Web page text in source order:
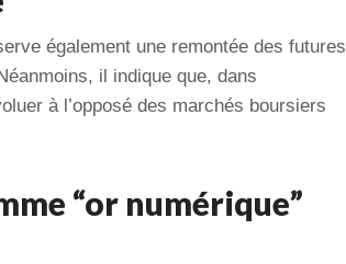
également une remontée des futures
il indique que, dans
à l’opposé des marchés boursiers
“or numérique”